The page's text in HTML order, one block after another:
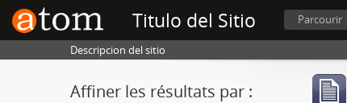
Titulo del Sitio Parcourir
Descripcion del sitio
Affiner les résultats par :